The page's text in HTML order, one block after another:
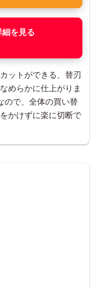
を見る
ットができる、替刃
めらかに仕上がりま
ので、全体の買い替
かけずに楽に切断で